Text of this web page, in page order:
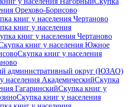
Орехово-Борисово
книг у населения Чертаново
книг у населения
книг у населения Чертаново
книг у населения Южное
Скупка книг у населения
административный округ (ЮЗАО)
населения АкадемическийСкупка
ГагаринскийСкупка книг у
Скупка книг у населения